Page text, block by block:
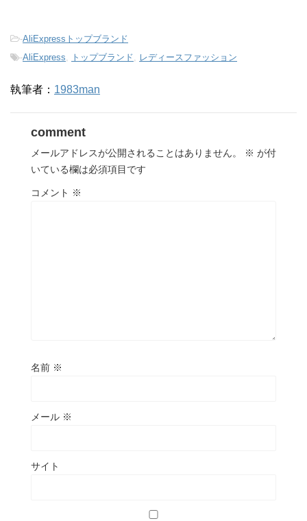
-AliExpressトップブランド
-AliExpress トップブランド レディースファッション
執筆者： 1983man
comment
メールアドレスが公開されることはありません。 ※ が付
いている欄は必須項目です
コメント ※
名前 ※
メール ※
サイト